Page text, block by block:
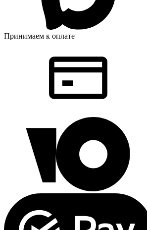
Принимаем к оплате